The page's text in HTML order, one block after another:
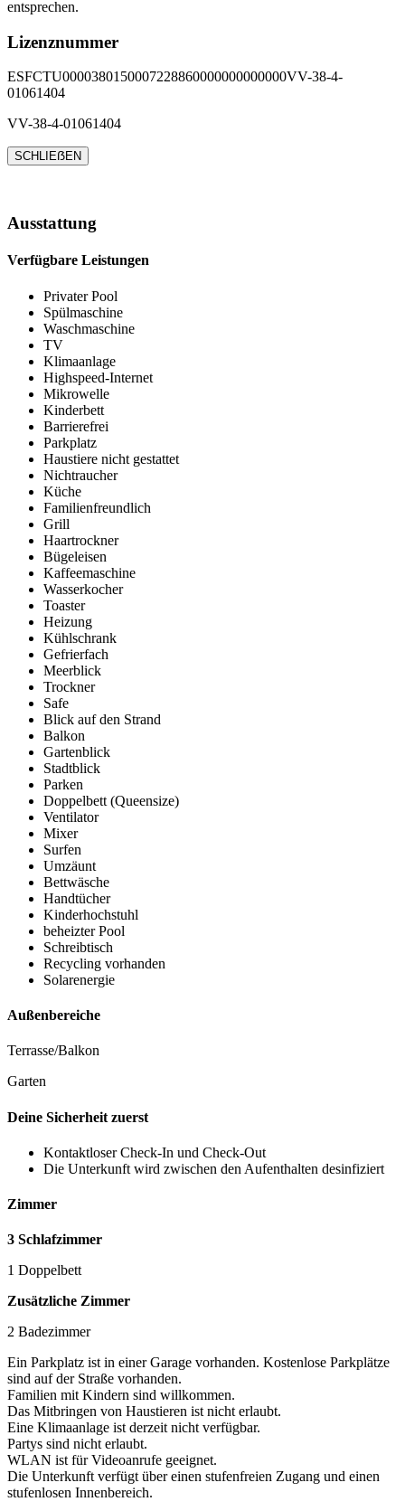
entsprechen.
Lizenznummer
ESFCTU0000380150007228860000000000000VV-38-4-
01061404
VV-38-4-01061404
SCHLIEẞEN
Ausstattung
Verfügbare Leistungen
Privater Pool
Spülmaschine
Waschmaschine
TV
Klimaanlage
Highspeed-Internet
Mikrowelle
Kinderbett
Barrierefrei
Parkplatz
Haustiere nicht gestattet
Nichtraucher
Küche
Familienfreundlich
Grill
Haartrockner
Bügeleisen
Kaffeemaschine
Wasserkocher
Toaster
Heizung
Kühlschrank
Gefrierfach
Meerblick
Trockner
Safe
Blick auf den Strand
Balkon
Gartenblick
Stadtblick
Parken
Doppelbett (Queensize)
Ventilator
Mixer
Surfen
Umzäunt
Bettwäsche
Handtücher
Kinderhochstuhl
beheizter Pool
Schreibtisch
Recycling vorhanden
Solarenergie
Außenbereiche
Terrasse/Balkon
Garten
Deine Sicherheit zuerst
Kontaktloser Check-In und Check-Out
Die Unterkunft wird zwischen den Aufenthalten desinfiziert
Zimmer
3 Schlafzimmer
1 Doppelbett
Zusätzliche Zimmer
2 Badezimmer
Ein Parkplatz ist in einer Garage vorhanden. Kostenlose Parkplätze
sind auf der Straße vorhanden.
Familien mit Kindern sind willkommen.
Das Mitbringen von Haustieren ist nicht erlaubt.
Eine Klimaanlage ist derzeit nicht verfügbar.
Partys sind nicht erlaubt.
WLAN ist für Videoanrufe geeignet.
Die Unterkunft verfügt über einen stufenfreien Zugang und einen
stufenlosen Innenbereich.